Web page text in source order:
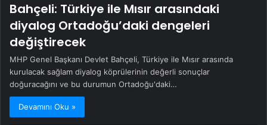
Bahçeli: Türkiye ile Mısır arasındaki
diyalog Ortadoğu’daki dengeleri
değiştirecek
MHP Genel Başkanı Devlet Bahçeli, Türkiye ile Mısır arasında
kurulacak sağlam diyalog köprülerinin değerli sonuçlar
doğuracağını ve bu durumun Ortadoğu'daki…
Devamını Oku »